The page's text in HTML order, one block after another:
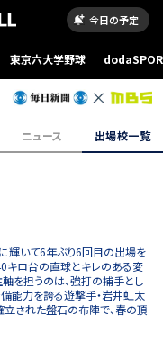
今日の予定
東京六大学野球
ニュース 出場校一覧
輝いて6年ぶり6回目の出場を
キロ台の直球とキレのある変
を担うのは、強打の捕手とし
能力を誇る遊撃手・岩井虹太
された盤石の布陣で、春の頂